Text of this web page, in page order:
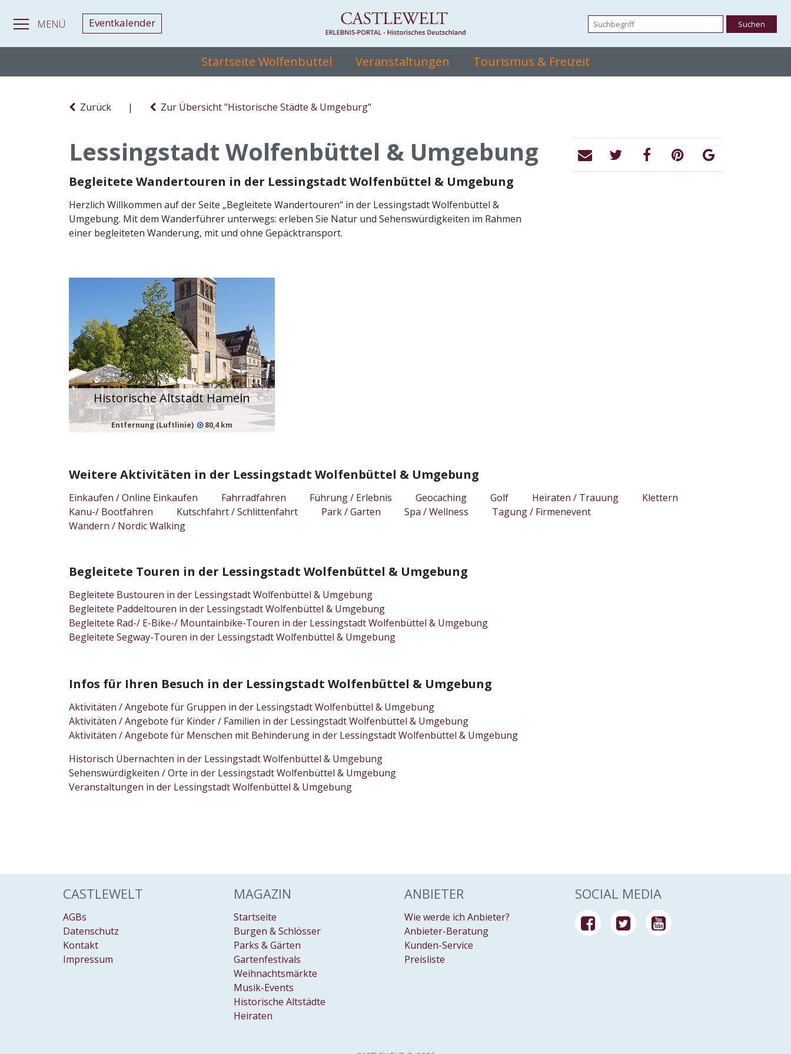
MENÜ Eventkalender
Startseite Wolfenbüttel Veranstaltungen Tourismus & Freizeit
Zurück | Zur Übersicht "Historische Städte & Umgeburg"
Lessingstadt Wolfenbüttel & Umgebung
Begleitete Wandertouren in der Lessingstadt Wolfenbüttel & Umgebung
Herzlich Willkommen auf der Seite „Begleitete Wandertouren“ in der Lessingstadt Wolfenbüttel &
Umgebung. Mit dem Wanderführer unterwegs: erleben Sie Natur und Sehenswürdigkeiten im Rahmen
einer begleiteten Wanderung, mit und ohne Gepäcktransport.
Historische Altstadt Hameln
Entfernung (Luftlinie) 80,4 km
Weitere Aktivitäten in der Lessingstadt Wolfenbüttel & Umgebung
Einkaufen / Online Einkaufen Fahrradfahren Führung / Erlebnis Geocaching Golf Heiraten / Trauung
Klettern
Kanu-/ Bootfahren
Kutschfahrt / Schlittenfahrt Park / Garten Spa / Wellness
Tagung / Firmenevent
Wandern / Nordic Walking
Begleitete Touren in der Lessingstadt Wolfenbüttel & Umgebung
Begleitete Bustouren in der Lessingstadt Wolfenbüttel & Umgebung
Begleitete Paddeltouren in der Lessingstadt Wolfenbüttel & Umgebung
Begleitete Rad-/ E-Bike-/ Mountainbike-Touren in der Lessingstadt Wolfenbüttel & Umgebung
Begleitete Segway-Touren in der Lessingstadt Wolfenbüttel & Umgebung
Infos für Ihren Besuch in der Lessingstadt Wolfenbüttel & Umgebung
Aktivitäten / Angebote für Gruppen in der Lessingstadt Wolfenbüttel & Umgebung
Aktivitäten / Angebote für Kinder / Familien in der Lessingstadt Wolfenbüttel & Umgebung
Aktivitäten / Angebote für Menschen mit Behinderung in der Lessingstadt Wolfenbüttel & Umgebung
Historisch Übernachten in der Lessingstadt Wolfenbüttel & Umgebung
Sehenswürdigkeiten / Orte in der Lessingstadt Wolfenbüttel & Umgebung
Veranstaltungen in der Lessingstadt Wolfenbüttel & Umgebung
CASTLEWELT
AGBs
Datenschutz
Kontakt
Impressum
MAGAZIN
Startseite
Burgen & Schlösser
Parks & Gärten
Gartenfestivals
Weihnachtsmärkte
Musik-Events
Historische Altstädte
Heiraten
ANBIETER
Wie werde ich Anbieter?
Anbieter-Beratung
Kunden-Service
Preisliste
SOCIAL MEDIA